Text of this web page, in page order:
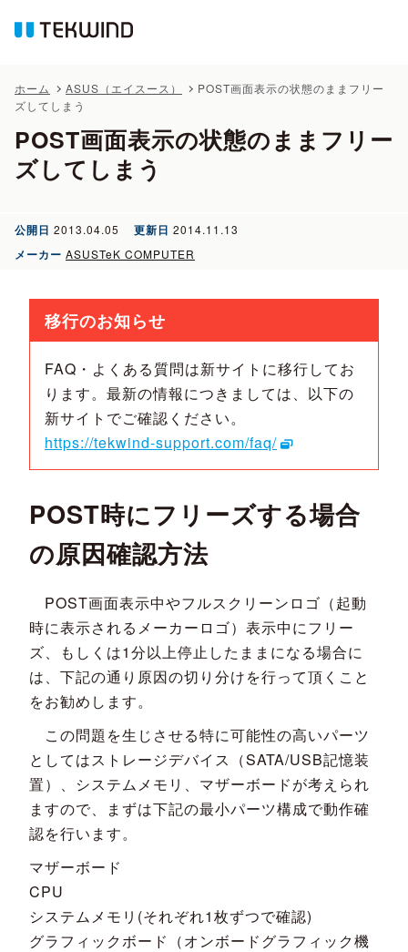
ホーム ASUS（エイスース）
POST画面表示の状態のままフリー
ズしてしまう
POST画面表示の状態のままフリー
ズしてしまう
公開日 2013.04.05 更新日 2014.11.13
メーカー ASUSTeK COMPUTER
移行のお知らせ
FAQ・よくある質問は新サイトに移行してお
ります。最新の情報につきましては、以下の
新サイトでご確認ください。
https://tekwind-support.com/faq/
POST時にフリーズする場合
の原因確認方法
POST画面表示中やフルスクリーンロゴ（起動
時に表示されるメーカーロゴ）表示中にフリー
ズ、もしくは1分以上停止したままになる場合に
は、下記の通り原因の切り分けを行って頂くこと
をお勧めします。
この問題を生じさせる特に可能性の高いパーツ
としてはストレージデバイス（SATA/USB記憶装
置）、システムメモリ、マザーボードが考えられ
ますので、まずは下記の最小パーツ構成で動作確
認を行います。
マザーボード
CPU
システムメモリ(それぞれ1枚ずつで確認)
グラフィックボード（オンボードグラフィック機